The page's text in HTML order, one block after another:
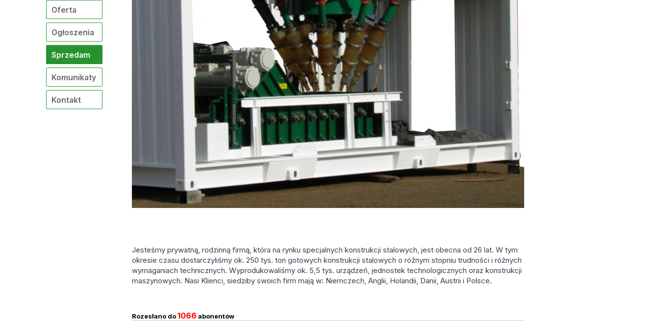
Oferta
Ogłoszenia
Sprzedam
Komunikaty
Kontakt
Jesteśmy prywatną, rodzinną firmą, która na rynku specjalnych konstrukcji stalowych, jest obecna od 26 lat. W tym
okresie czasu dostarczyliśmy ok. 250 tys. ton gotowych konstrukcji stalowych o różnym stopniu trudności i różnych
wymaganiach technicznych. Wyprodukowaliśmy ok. 5,5 tys. urządzeń, jednostek technologicznych oraz konstrukcji
maszynowych. Nasi Klienci, siedziby swoich firm mają w: Niemczech, Anglii, Holandii, Danii, Austrii i Polsce.
Rozesłano do1066 abonentów